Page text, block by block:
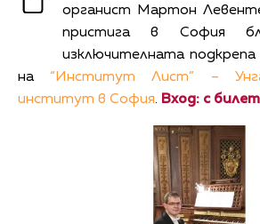
органист Мартон
пристига в София
изключителната
на “Институт Лист” –
институт в София. Вход: с